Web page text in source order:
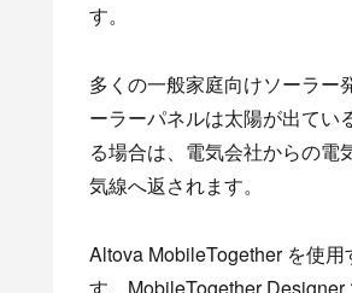
す。
多くの一般家庭向けソーラー
ーラーパネルは太陽が出てい
る場合は、電気会社からの
気線へ返されます。
Altova MobileTogether を使